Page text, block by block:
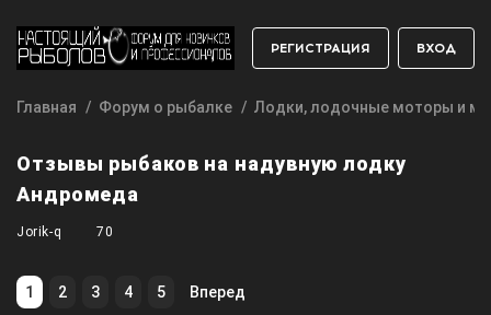
РЕГИСТРАЦИЯ ВХОД
Главная Форум о рыбалке Лодки, лодочные моторы и
Отзывы рыбаков на надувную лодку
Андромеда
Jorik-q 70
1 2 3 4 5 Вперед